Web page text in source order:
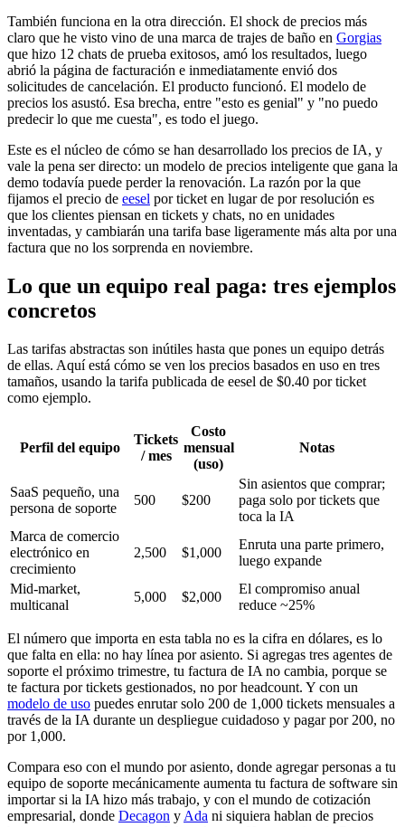
También funciona en la otra dirección. El shock de precios más
claro que he visto vino de una marca de trajes de baño en Gorgias
que hizo 12 chats de prueba exitosos, amó los resultados, luego
abrió la página de facturación e inmediatamente envió dos
solicitudes de cancelación. El producto funcionó. El modelo de
precios los asustó. Esa brecha, entre "esto es genial" y "no puedo
predecir lo que me cuesta", es todo el juego.
Este es el núcleo de cómo se han desarrollado los precios de IA, y
vale la pena ser directo: un modelo de precios inteligente que gana la
demo todavía puede perder la renovación. La razón por la que
fijamos el precio de eesel por ticket en lugar de por resolución es
que los clientes piensan en tickets y chats, no en unidades
inventadas, y cambiarán una tarifa base ligeramente más alta por una
factura que no los sorprenda en noviembre.
Lo que un equipo real paga: tres ejemplos
concretos
Las tarifas abstractas son inútiles hasta que pones un equipo detrás
de ellas. Aquí está cómo se ven los precios basados en uso en tres
tamaños, usando la tarifa publicada de eesel de $0.40 por ticket
como ejemplo.
Perfil del equipo
Tickets
/ mes
Costo
mensual
(uso)
Notas
SaaS pequeño, una
persona de soporte
500 $200
Sin asientos que comprar;
paga solo por tickets que
toca la IA
Marca de comercio
electrónico en
crecimiento
2,500 $1,000
Enruta una parte primero,
luego expande
Mid-market,
multicanal
5,000 $2,000
El compromiso anual
reduce ~25%
El número que importa en esta tabla no es la cifra en dólares, es lo
que falta en ella: no hay línea por asiento. Si agregas tres agentes de
soporte el próximo trimestre, tu factura de IA no cambia, porque se
te factura por tickets gestionados, no por headcount. Y con un
modelo de uso puedes enrutar solo 200 de 1,000 tickets mensuales a
través de la IA durante un despliegue cuidadoso y pagar por 200, no
por 1,000.
Compara eso con el mundo por asiento, donde agregar personas a tu
equipo de soporte mecánicamente aumenta tu factura de software sin
importar si la IA hizo más trabajo, y con el mundo de cotización
empresarial, donde Decagon y Ada ni siquiera hablan de precios